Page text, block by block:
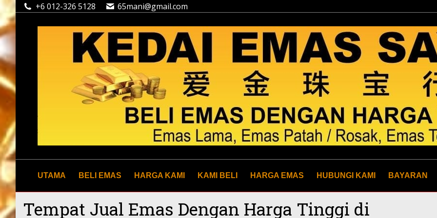
+6 012-326 5128 65mani@gmail.com
UTAMA BELI EMAS HARGA KAMI KAMI BELI HARGA EMAS HUBUNGI KAMI BAYARAN
Tempat Jual Emas Dengan Harga Tinggi di